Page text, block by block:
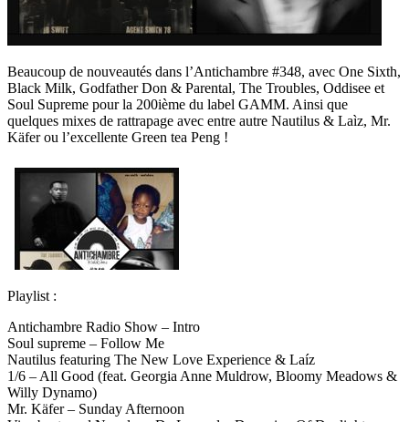
Beaucoup de nouveautés dans l’Antichambre #348, avec One Sixth,
Black Milk, Godfather Don & Parental, The Troubles, Oddisee et
Soul Supreme pour la 200ième du label GAMM. Ainsi que
quelques mixes de rattrapage avec entre autre Nautilus & Laìz, Mr.
Käfer ou l’excellente Green tea Peng !
Playlist :
Antichambre Radio Show – Intro
Soul supreme – Follow Me
Nautilus featuring The New Love Experience & Laíz
1/6 – All Good (feat. Georgia Anne Muldrow, Bloomy Meadows &
Willy Dynamo)
Mr. Käfer – Sunday Afternoon